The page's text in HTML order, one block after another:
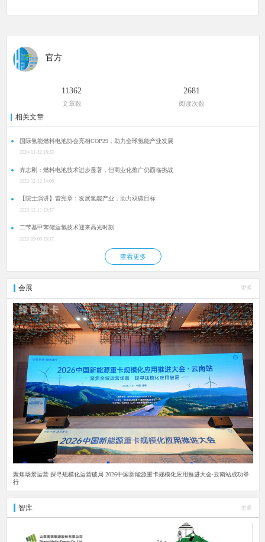
官方
11362
文章数
2681
阅读次数
相关文章
国际氢能燃料电池协会亮相COP29，助力全球氢能产业发展
2024-11-22 16:33
齐志刚：燃料电池技术进步显著，但商业化推广仍面临挑战
2023-12-12 14:06
【院士演讲】雷宪章：发展氢能产业，助力双碳目标
2023-12-11 19:37
二苄基甲苯储运氢技术迎来高光时刻
2023-09-09 15:17
查看更多
会展 更多
聚焦场景运营 探寻规模化运营破局 2026中国新能源重卡规模化应用推进大会·云南站成功举
行
智库 更多